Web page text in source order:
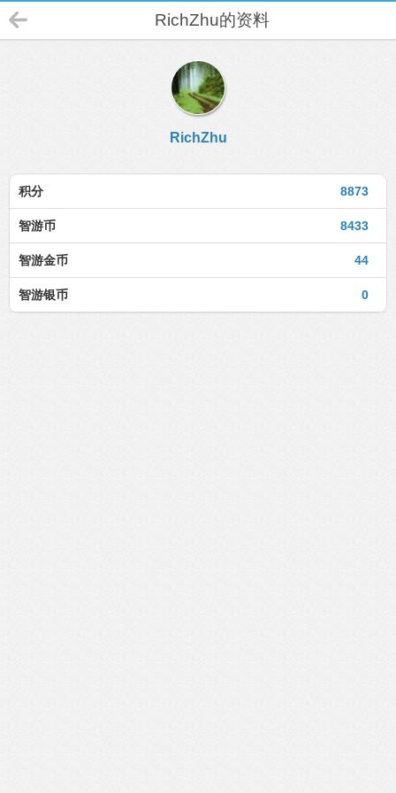
RichZhu的资料
RichZhu
8873
积分
8433
智游币
44
智游金币
0
智游银币